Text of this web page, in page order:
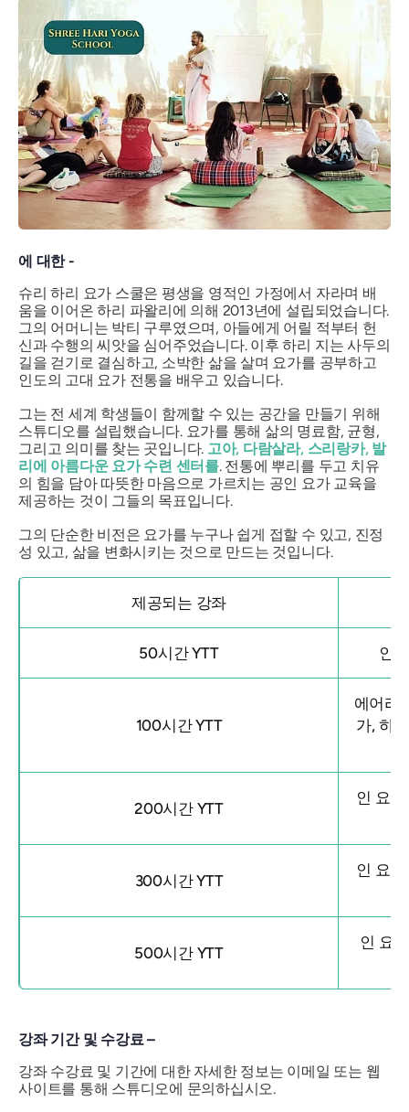
에 대한 -
슈리 하리 요가 스쿨은 평생을 영적인 가정에서 자라며 배
움을 이어온 하리 파왈리에 의해 2013년에 설립되었습니다.
그의 어머니는 박티 구루였으며, 아들에게 어릴 적부터 헌
신과 수행의 씨앗을 심어주었습니다. 이후 하리 지는 사두의
길을 걷기로 결심하고, 소박한 삶을 살며 요가를 공부하고
인도의 고대 요가 전통을 배우고 있습니다.
그는 전 세계 학생들이 함께할 수 있는 공간을 만들기 위해
스튜디오를 설립했습니다. 요가를 통해 삶의 명료함, 균형,
그리고 의미를 찾는 곳입니다. 고아, 다람살라, 스리랑카, 발
리에 아름다운 요가 수련 센터를. 전통에 뿌리를 두고 치유
의 힘을 담아 따뜻한 마음으로 가르치는 공인 요가 교육을
제공하는 것이 그들의 목표입니다.
그의 단순한 비전은 요가를 누구나 쉽게 접할 수 있고, 진정
성 있고, 삶을 변화시키는 것으로 만드는 것입니다.
제공되는 강좌
50시간 YTT 인
100시간 YTT
에어리
가, 하
200시간 YTT
인 요
300시간 YTT
인 요
500시간 YTT
인 요
강좌 기간 및 수강료 –
강좌 수강료 및 기간에 대한 자세한 정보는 이메일 또는 웹
사이트를 통해 스튜디오에 문의하십시오.